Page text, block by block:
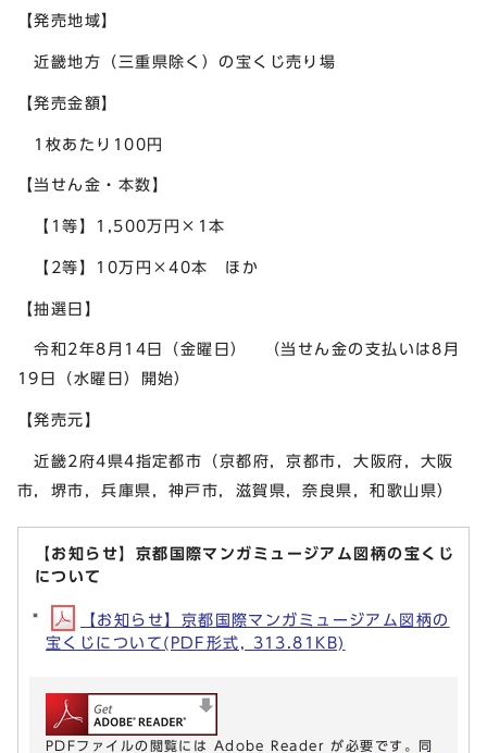
【発売地域】
近畿地方（三重県除く）の宝くじ売り場
【発売金額】
1枚あたり100円
【当せん金・本数】
【1等】1,500万円×1本
【2等】10万円×40本 ほか
【抽選日】
令和2年8月14日（金曜日） （当せん金の支払いは8月
19日（水曜日）開始）
【発売元】
近畿2府4県4指定都市（京都府，京都市，大阪府，大阪
市，堺市，兵庫県，神戸市，滋賀県，奈良県，和歌山県）
【お知らせ】京都国際マンガミュージアム図柄の宝くじ
について
【お知らせ】京都国際マンガミュージアム図柄の
宝くじについて(PDF形式, 313.81KB)
PDFファイルの閲覧には Adobe Reader が必要です。同